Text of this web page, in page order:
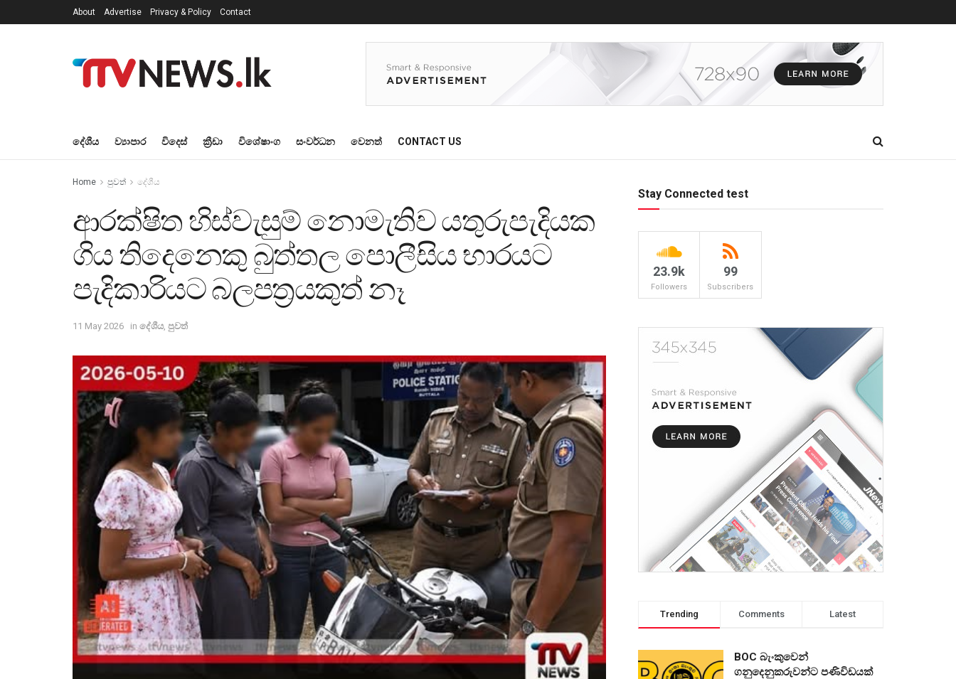
About Advertise Privacy & Policy Contact
දේශීය ව්‍යාපාර විදෙස් ක්‍රීඩා විශේෂාංග සංවර්ධන වෙනත් CONTACT US
Home පුවත් දේශීය
ආරක්ෂිත හිස්වැසුම් නොමැතිව යතුරුපැදියක
ගිය තිදෙනෙකු බුත්තල පොලීසිය භාරයට
පැදිකාරියට බලපත්‍රයකුත් නෑ
11 May 2026 in දේශීය, පුවත්
Stay Connected test
23.9k
Followers
99
Subscribers
Trending Comments Latest
BOC බැංකුවෙන්
ගනුදෙනුකරුවන්ට පණිවිඩයක්